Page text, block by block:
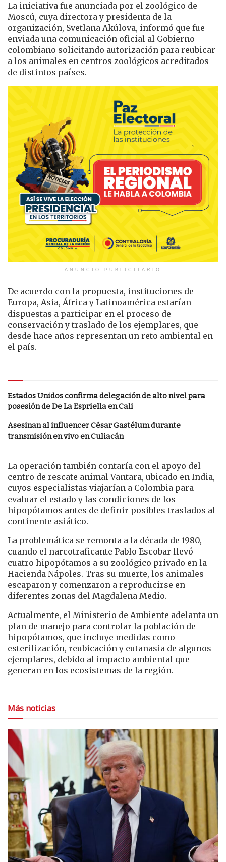
La iniciativa fue anunciada por el zoológico de
Moscú, cuya directora y presidenta de la
organización, Svetlana Akúlova, informó que fue
enviada una comunicación oficial al Gobierno
colombiano solicitando autorización para reubicar
a los animales en centros zoológicos acreditados
de distintos países.
ANUNCIO PUBLICITARIO
De acuerdo con la propuesta, instituciones de
Europa, Asia, África y Latinoamérica estarían
dispuestas a participar en el proceso de
conservación y traslado de los ejemplares, que
desde hace años representan un reto ambiental en
el país.
Estados Unidos confirma delegación de alto nivel para
posesión de De La Espriella en Cali
Asesinan al influencer César Gastélum durante
transmisión en vivo en Culiacán
La operación también contaría con el apoyo del
centro de rescate animal Vantara, ubicado en India,
cuyos especialistas viajarían a Colombia para
evaluar el estado y las condiciones de los
hipopótamos antes de definir posibles traslados al
continente asiático.
La problemática se remonta a la década de 1980,
cuando el narcotraficante Pablo Escobar llevó
cuatro hipopótamos a su zoológico privado en la
Hacienda Nápoles. Tras su muerte, los animales
escaparon y comenzaron a reproducirse en
diferentes zonas del Magdalena Medio.
Actualmente, el Ministerio de Ambiente adelanta un
plan de manejo para controlar la población de
hipopótamos, que incluye medidas como
esterilización, reubicación y eutanasia de algunos
ejemplares, debido al impacto ambiental que
generan en los ecosistemas de la región.
Más noticias